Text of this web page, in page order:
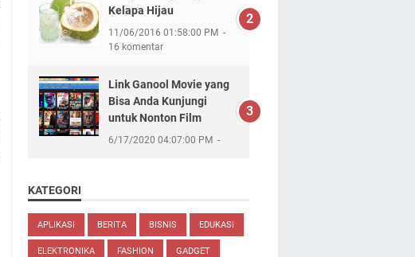
Kelapa Hijau
11/06/2016 01:58:00 PM
16 komentar
Link Ganool Movie yang
Bisa Anda Kunjungi
untuk Nonton Film
6/17/2020 04:07:00 PM
KATEGORI
APLIKASI BERITA BISNIS EDUKASI
ELEKTRONIKA FASHION GADGET